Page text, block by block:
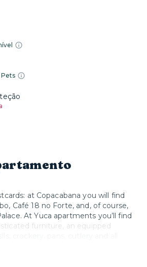
Pets
at Copacabana you will find
Café 18 no Forte, and, of course,
At Yuca apartments you’ll find
furniture, an equipped
to Smart TV and Wi-Fi. When